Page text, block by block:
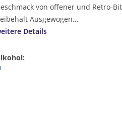
von offener und Retro-
Ausgewogen...
Details